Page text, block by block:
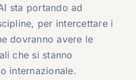
sta portando ad
per intercettare i
dovranno avere le
che si stanno
internazionale.